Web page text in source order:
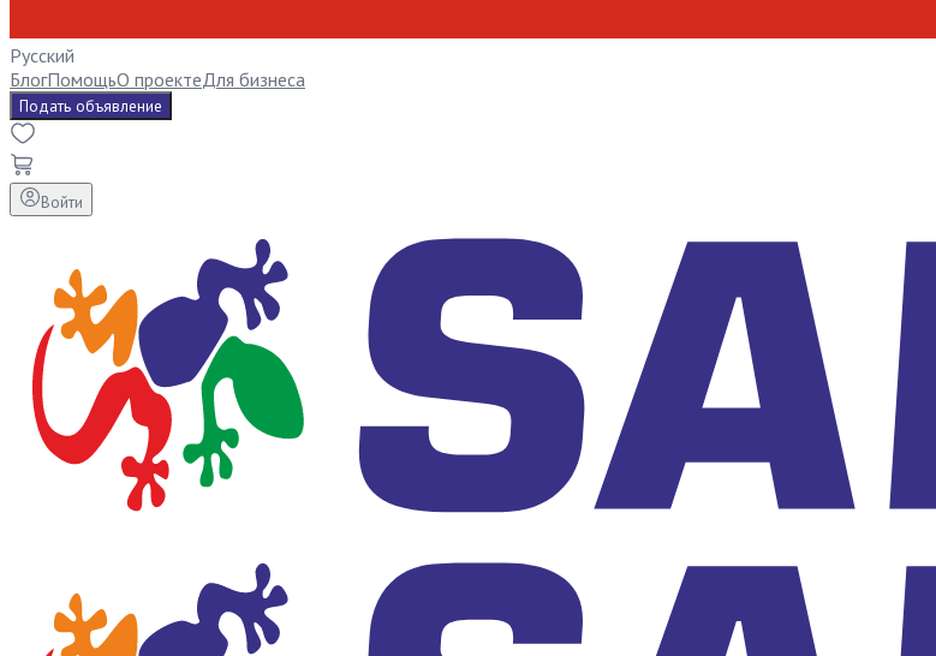
Русский
БлогПомощьО проектеДля бизнеса
Подать объявление
Войти